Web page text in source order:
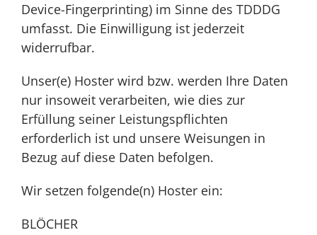
Device-Fingerprinting) im Sinne des TDDDG
umfasst. Die Einwilligung ist jederzeit
widerrufbar.
Unser(e) Hoster wird bzw. werden Ihre Daten
nur insoweit verarbeiten, wie dies zur
Erfüllung seiner Leistungspflichten
erforderlich ist und unsere Weisungen in
Bezug auf diese Daten befolgen.
Wir setzen folgende(n) Hoster ein:
BLÖCHER